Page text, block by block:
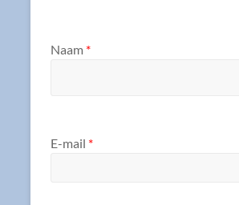
Naam *
E-mail *